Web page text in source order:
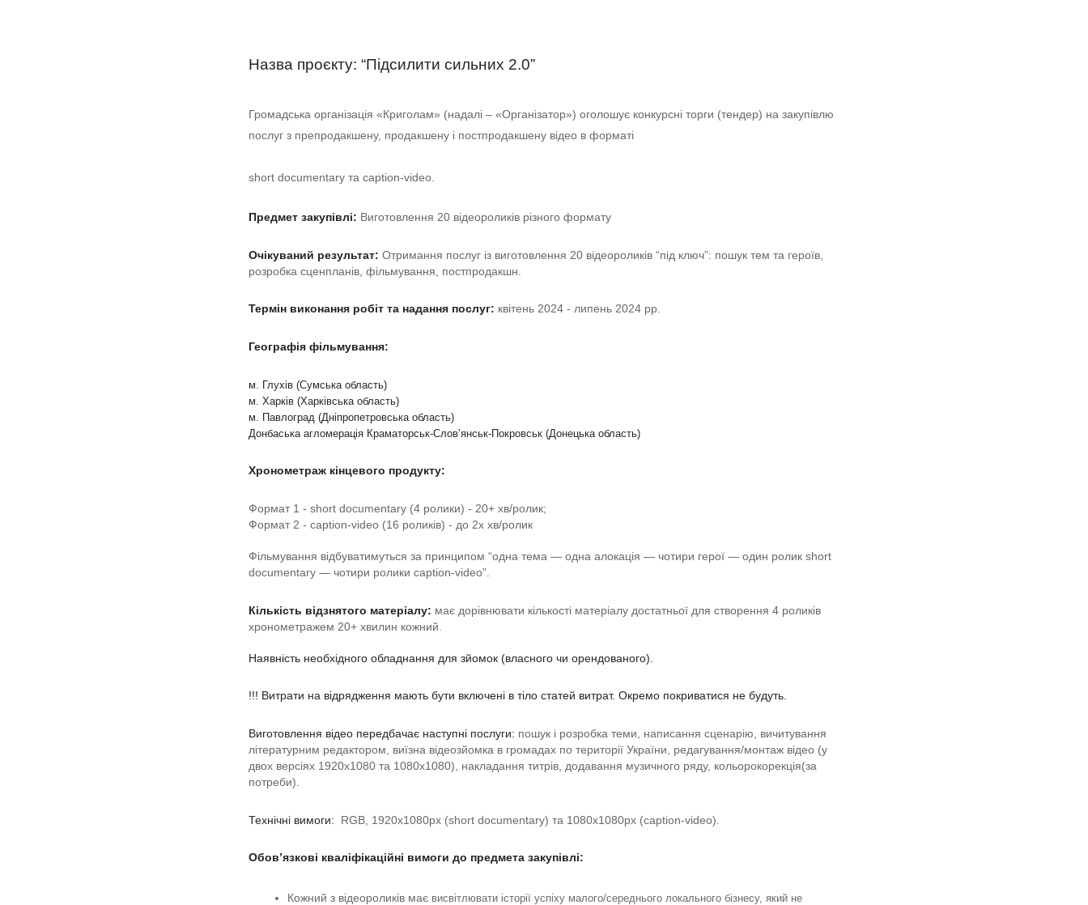
Назва проєкту: “Підсилити сильних 2.0”
Громадська організація «Криголам» (надалі – «Організатор») оголошує конкурсні торги (тендер) на закупівлю
послуг з препродакшену, продакшену і постпродакшену відео в форматі
short documentary та caption-video.
Предмет закупівлі: Виготовлення 20 відеороликів різного формату
Очікуваний результат: Отримання послуг із виготовлення 20 відеороликів “під ключ”: пошук тем та героїв,
розробка сценпланів, фільмування, постпродакшн.
Термін виконання робіт та надання послуг: квітень 2024 - липень 2024 рр.
Географія фільмування:
м. Глухів (Сумська область)
м. Харків (Харківська область)
м. Павлоград (Дніпропетровська область)
Донбаська агломерація Краматорськ-Словʼянськ-Покровськ (Донецька область)
Хронометраж кінцевого продукту:
Формат 1 - short documentary (4 ролики) - 20+ хв/ролик;
Формат 2 - caption-video (16 роликів) - до 2х хв/ролик
Фільмування відбуватимуться за принципом “одна тема — одна aлокація — чотири герої — один ролик short
documentary — чотири ролики caption-video”.
Кількість відзнятого матеріалу: має дорівнювати кількості матеріалу достатньої для створення 4 роликів
хронометражем 20+ хвилин кожний.
Наявність необхідного обладнання для зйомок (власного чи орендованого).
!!! Витрати на відрядження мають бути включені в тіло статей витрат. Окремо покриватися не будуть.
Виготовлення відео передбачає наступні послуги: пошук і розробка теми, написання сценарію, вичитування
літературним редактором, виїзна відеозйомка в громадах по території України, редагування/монтаж відео (у
двох версіях 1920х1080 та 1080х1080), накладання титрів, додавання музичного ряду, кольорокорекція(за
потреби).
Технічні вимоги: RGB, 1920х1080px (short documentary) та 1080х1080px (caption-video).
Обов’язкові кваліфікаційні вимоги до предмета закупівлі:
Кожний з відеороликів має висвітлювати історії успіху малого/середнього локального бізнесу, який не